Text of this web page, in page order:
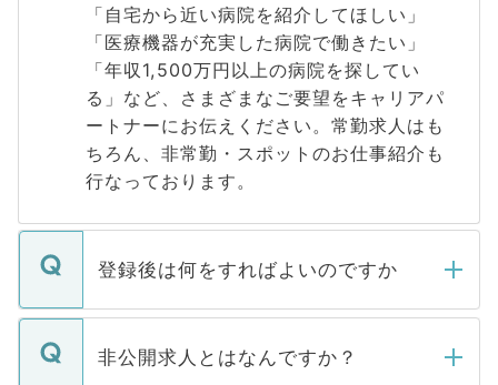
「自宅から近い病院を紹介してほしい」
「医療機器が充実した病院で働きたい」
「年収1,500万円以上の病院を探してい
る」など、さまざまなご要望をキャリアパ
ートナーにお伝えください。常勤求人はも
ちろん、非常勤・スポットのお仕事紹介も
行なっております。
登録後は何をすればよいのですか
ご登録いただきましたら、弊社担当者がご
登録内容を確認し、その後メールもしくは
非公開求人とはなんですか？